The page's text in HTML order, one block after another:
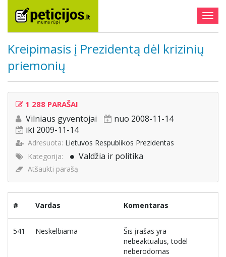
Kreipimasis į Prezidentą dėl krizinių
priemonių
1 288 PARAŠAI
Vilniaus gyventojai
nuo 2008-11-14
iki 2009-11-14
Adresuota: Lietuvos Respublikos Prezidentas
Kategorija:
Valdžia ir politika
Atšaukti parašą
# Vardas Komentaras
541 Neskelbiama
Šis įrašas yra
nebeaktualus, todėl
neberodomas